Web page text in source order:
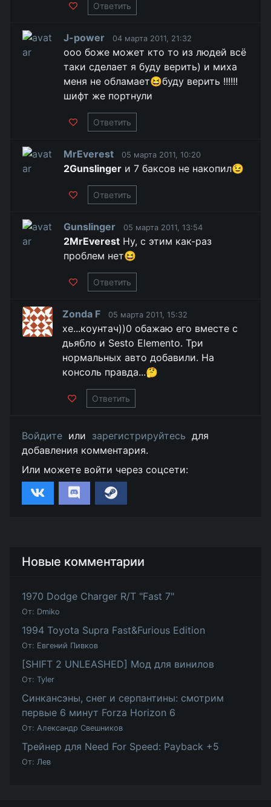
Ответить
J-power 04 марта 2011, 21:32
ооо боже может кто то из людей всё
таки сделает я буду верить) и миха
меня не обламает😆буду верить !!!!!!
шифт же портнули
Ответить
MrEverest 05 марта 2011, 10:20
2Gunslinger и 7 баксов не накопил😉
Ответить
Gunslinger 05 марта 2011, 13:54
2MrEverest Ну, с этим как-раз
проблем нет😆
Ответить
Zonda F 05 марта 2011, 15:32
хе...коунтач))0 обажаю его вместе с
дьябло и Sesto Elemento. Три
нормальных авто добавили. На
консоль правда...🤔
Ответить
Войдите или зарегистрируйтесь для
добавления комментария.
Или можете войти через соцсети:
Новые комментарии
1970 Dodge Charger R/T "Fast 7"
От: Dmiko
1994 Toyota Supra Fast&Furious Edition
От: Евгений Пивков
[SHIFT 2 UNLEASHED] Мод для винилов
От: Tyler
Синкансэны, снег и серпантины: смотрим
первые 6 минут Forza Horizon 6
От: Александр Свешников
Трейнер для Need For Speed: Payback +5
От: Лев